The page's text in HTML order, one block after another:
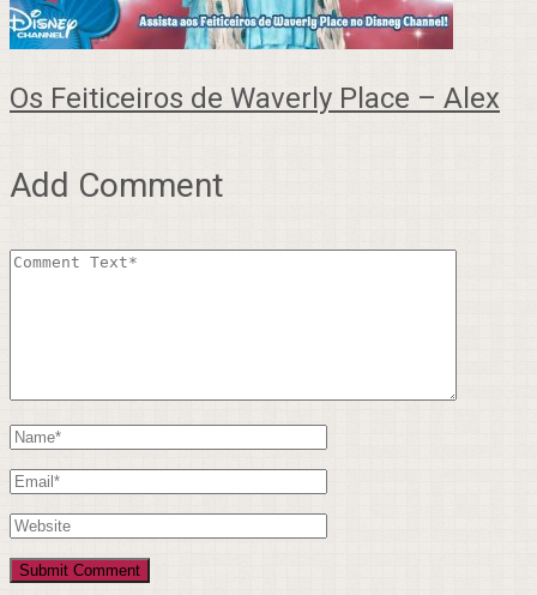
Os Feiticeiros de Waverly Place – Alex
Add Comment